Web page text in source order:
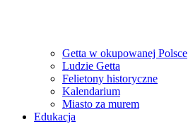
Getta w okupowanej Polsce
Ludzie Getta
Felietony historyczne
Kalendarium
Miasto za murem
Edukacja